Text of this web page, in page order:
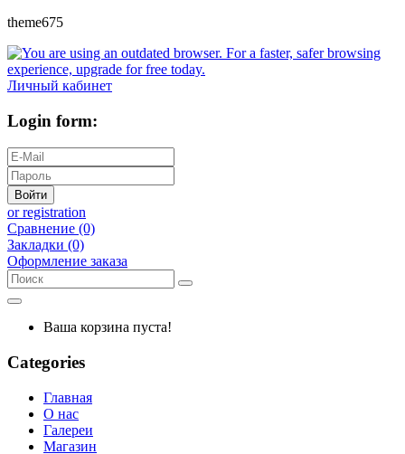
theme675
Личный кабинет
Login form:
Войти
or registration
Сравнение (0)
Закладки (0)
Оформление заказа
Ваша корзина пуста!
Categories
Главная
О нас
Галереи
Магазин